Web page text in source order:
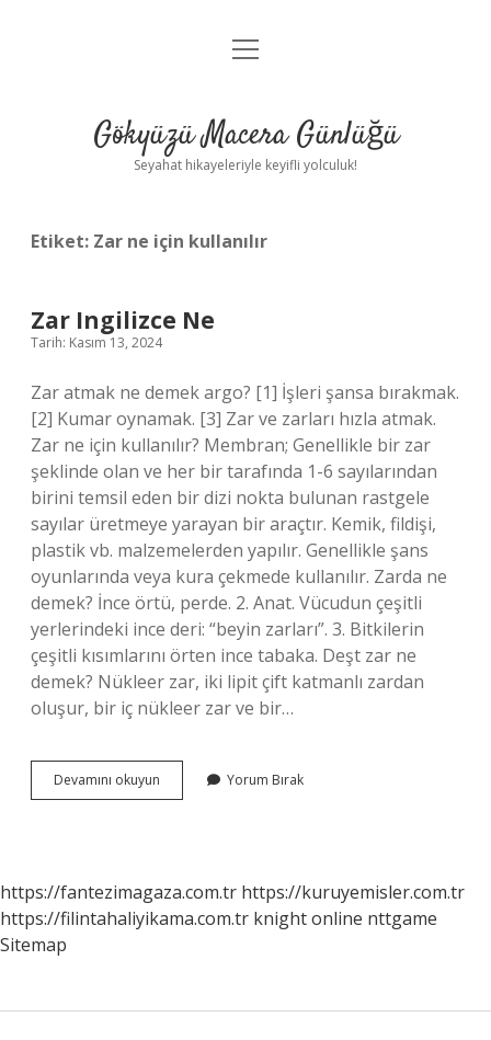
Anasayfa
Yasal Uyarı
menüyü
Gökyüzü Macera Günlüğü
Seyahat hikayeleriyle keyifli yolculuk!
Etiket: Zar ne için kullanılır
Zar Ingilizce Ne
Tarih: Kasım 13, 2024
Zar atmak ne demek argo? [1] İşleri şansa bırakmak.
[2] Kumar oynamak. [3] Zar ve zarları hızla atmak.
Zar ne için kullanılır? Membran; Genellikle bir zar
şeklinde olan ve her bir tarafında 1-6 sayılarından
birini temsil eden bir dizi nokta bulunan rastgele
sayılar üretmeye yarayan bir araçtır. Kemik, fildişi,
plastik vb. malzemelerden yapılır. Genellikle şans
oyunlarında veya kura çekmede kullanılır. Zarda ne
demek? İnce örtü, perde. 2. Anat. Vücudun çeşitli
yerlerindeki ince deri: “beyin zarları”. 3. Bitkilerin
çeşitli kısımlarını örten ince tabaka. Deşt zar ne
demek? Nükleer zar, iki lipit çift katmanlı zardan
oluşur, bir iç nükleer zar ve bir…
Devamını okuyun
Ingilizce
Yorum Bırak
https://fantezimagaza.com.tr https://kuruyemisler.com.tr
https://filintahaliyikama.com.tr knight online nttgame
Sitemap